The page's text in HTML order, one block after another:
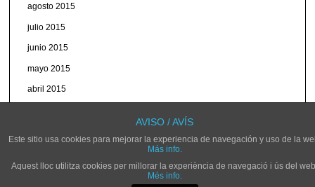
agosto 2015
julio 2015
junio 2015
mayo 2015
abril 2015
© NOVELDARADIO.ES
AVISO / AVÍS
Este sitio usa cookies para mejorar la experiencia de navegación y uso de la
Más info.
Aquest lloc utilitza cookies per millorar la experiència de navegació i ús del
Més info.